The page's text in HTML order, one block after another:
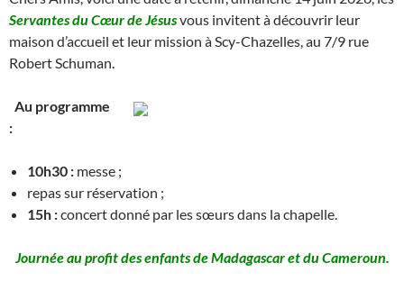
Servantes du Cœur de Jésusvous invitent à découvrir leur
maison d’accueil et leur mission à Scy-Chazelles, au 7/9 rue
Robert Schuman.
Au programme
:
10h30 : messe ;
repas sur réservation ;
15h :concert donné par les sœurs dans la chapelle.
Journée au profit des enfants de Madagascar et du Cameroun.